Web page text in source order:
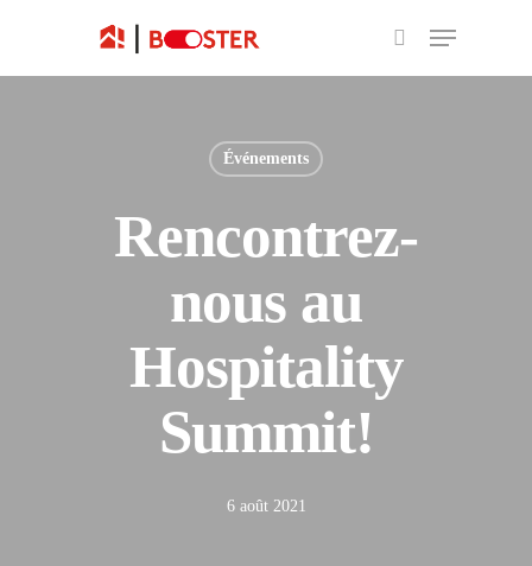
Événements
Rencontrez-
nous au
Hospitality
Summit!
6 août 2021